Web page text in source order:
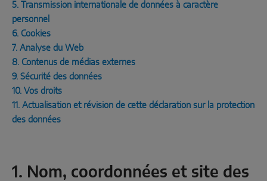
Service numérique
Service de normalisation
Service produits
5. Transmission internationale de données à caractère
personnel
6. Cookies
7. Analyse du Web
8. Contenus de médias externes
9. Sécurité des données
10. Vos droits
11. Actualisation et révision de cette déclaration sur la protection
des données
1. Nom, coordonnées et site des